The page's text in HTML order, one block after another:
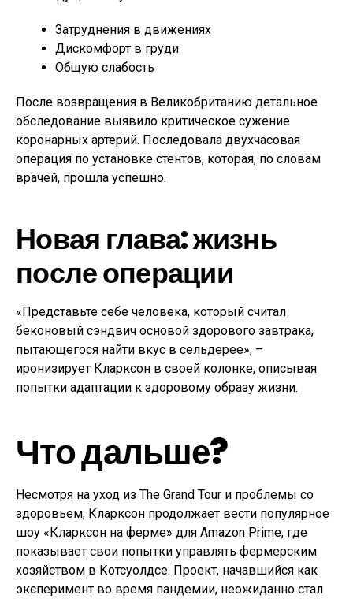
Затруднения в движениях
Дискомфорт в груди
Общую слабость
После возвращения в Великобританию детальное
обследование выявило критическое сужение
коронарных артерий. Последовала двухчасовая
операция по установке стентов, которая, по словам
врачей, прошла успешно.
Новая глава: жизнь
после операции
«Представьте себе человека, который считал
беконовый сэндвич основой здорового завтрака,
пытающегося найти вкус в сельдерее», –
иронизирует Кларксон в своей колонке, описывая
попытки адаптации к здоровому образу жизни.
Что дальше?
Несмотря на уход из The Grand Tour и проблемы со
здоровьем, Кларксон продолжает вести популярное
шоу «Кларксон на ферме» для Amazon Prime, где
показывает свои попытки управлять фермерским
хозяйством в Котсуолдсе. Проект, начавшийся как
эксперимент во время пандемии, неожиданно стал